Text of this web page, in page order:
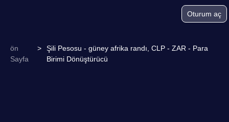
Oturum aç
ön
Sayfa
>
Şili Pesosu - güney afrika randı, CLP - ZAR - Para
Birimi Dönüştürücü